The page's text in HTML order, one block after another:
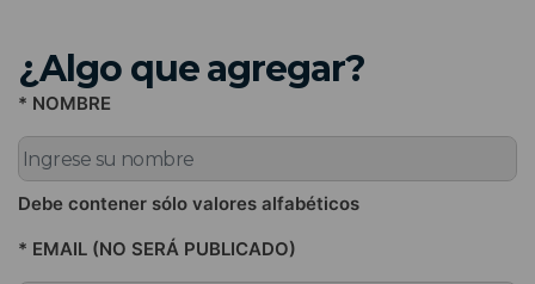
¿Algo que agregar?
* NOMBRE
Debe contener sólo valores alfabéticos
* EMAIL (NO SERÁ PUBLICADO)